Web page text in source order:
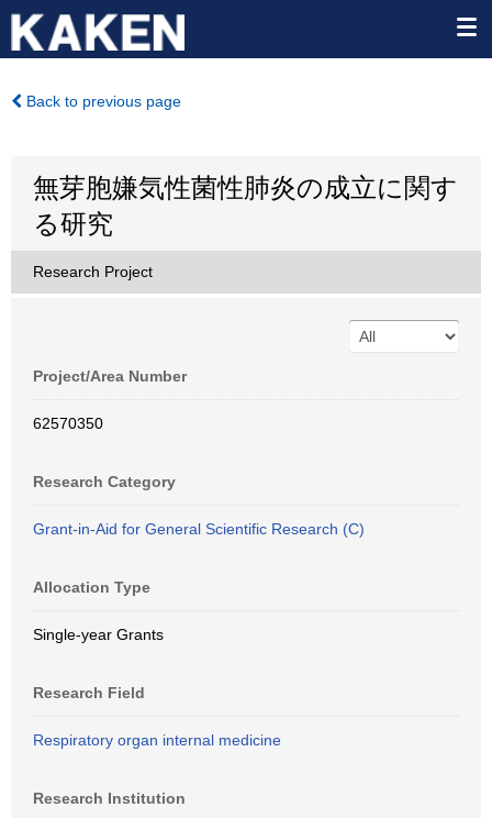
Back to previous page
無芽胞嫌気性菌性肺炎の成立に関す
る研究
Research Project
Project/Area Number
62570350
Research Category
Grant-in-Aid for General Scientific Research (C)
Allocation Type
Single-year Grants
Research Field
Respiratory organ internal medicine
Research Institution